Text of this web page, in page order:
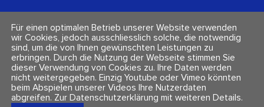
+41 (0)44 218 80 80
info@polarity.ch
Kontakt & Info
Newsletter
Impressum & Datenschutz
AGBs
Folge uns
Für einen optimalen Betrieb unserer Website verwenden
wir Cookies, jedoch ausschliesslich solche, die notwendig
sind, um die von Ihnen gewünschten Leistungen zu
erbringen. Durch die Nutzung der Webseite stimmen Sie
dieser Verwendung von Cookies zu. Ihre Daten werden
nicht weitergegeben. Einzig Youtube oder Vimeo könnten
beim Abspielen unserer Videos Ihre Nutzerdaten
abgreifen. Zur Datenschutzerklärung mit weiteren Details.